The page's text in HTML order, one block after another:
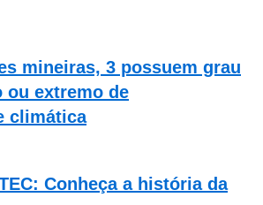
mineiras, 3 possuem grau
extremo de
climática
Conheça a história da